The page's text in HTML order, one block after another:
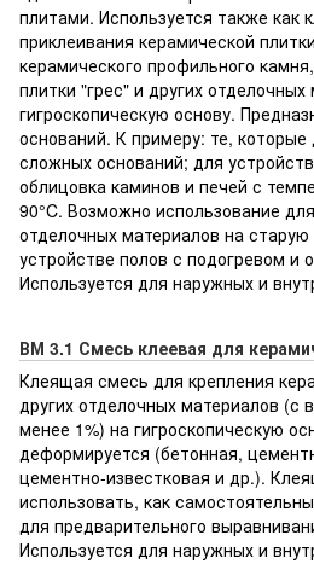
плитами. Используется также как
приклеивания керамической
керамического профильного
плитки "грес" и других
гигроскопическую основу.
оснований. К примеру: те,
сложных оснований; для
облицовка каминов и печей с
90°C. Возможно использование
отделочных материалов на
устройстве полов с подогревом и
Используется для наружных и
ВМ 3.1 Смесь клеевая для
Клеящая смесь для крепления
других отделочных материалов (с
менее 1%) на гигроскопическую
деформируется (бетонная,
цементно-известковая и др.).
использовать, как
для предварительного
Используется для наружных и